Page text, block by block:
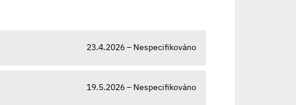
23.4.2026 – Nespecifikováno
19.5.2026 – Nespecifikováno